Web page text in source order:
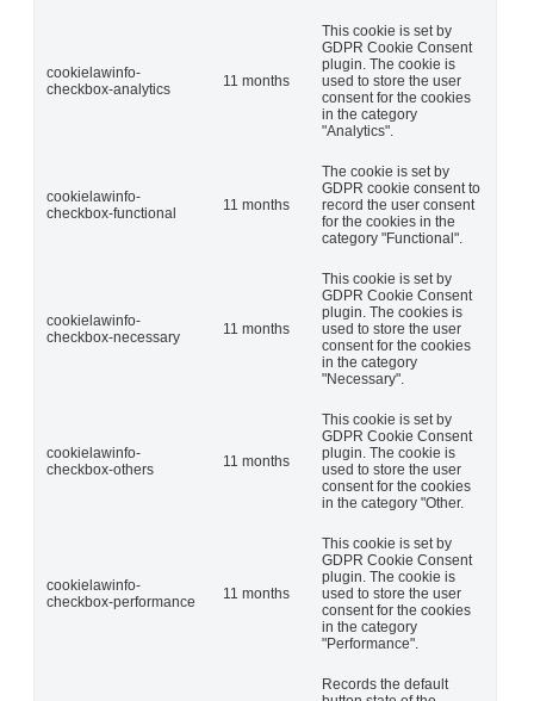
cookielawinfo-
checkbox-analytics
11 months
This cookie is set by
GDPR Cookie Consent
plugin. The cookie is
used to store the user
consent for the cookies
in the category
"Analytics".
cookielawinfo-
checkbox-functional
11 months
The cookie is set by
GDPR cookie consent to
record the user consent
for the cookies in the
category "Functional".
cookielawinfo-
checkbox-necessary
11 months
This cookie is set by
GDPR Cookie Consent
plugin. The cookies is
used to store the user
consent for the cookies
in the category
"Necessary".
cookielawinfo-
checkbox-others
11 months
This cookie is set by
GDPR Cookie Consent
plugin. The cookie is
used to store the user
consent for the cookies
in the category "Other.
cookielawinfo-
checkbox-performance
11 months
This cookie is set by
GDPR Cookie Consent
plugin. The cookie is
used to store the user
consent for the cookies
in the category
"Performance".
Records the default